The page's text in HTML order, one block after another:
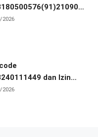
2026
dan Izin
2026